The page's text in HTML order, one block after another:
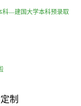
科—建国大学本科预录取
制